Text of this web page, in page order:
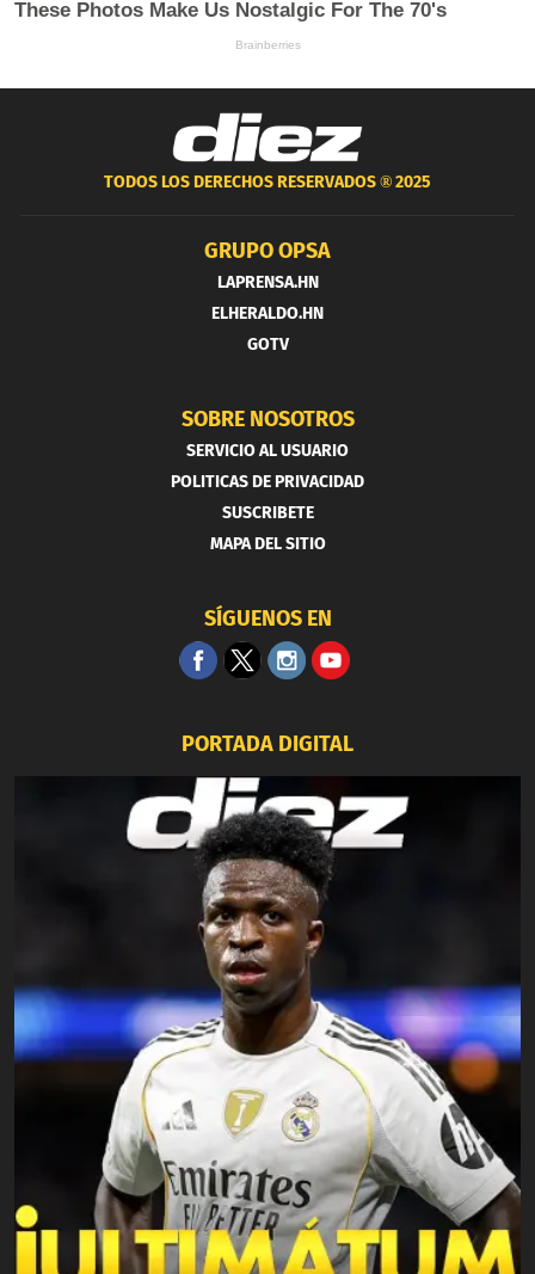
TODOS LOS DERECHOS RESERVADOS ®2025
GRUPO OPSA
LAPRENSA.HN
ELHERALDO.HN
GOTV
SOBRE NOSOTROS
SERVICIO AL USUARIO
POLITICAS DE PRIVACIDAD
SUSCRIBETE
MAPA DEL SITIO
SÍGUENOS EN
PORTADA DIGITAL